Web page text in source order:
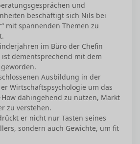
und
beschäftigt sich Nils bei
mit spannenden Themen zu
im Büro der Chefin
dementsprechend mit dem
Ausbildung in der
Wirtschaftspsychologie um das
dahingehend zu nutzen, Markt
zu verstehen.
er nicht nur Tasten seines
sondern auch Gewichte, um fit